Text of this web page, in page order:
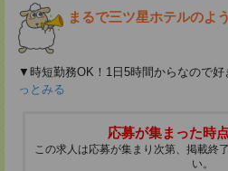
まるで三ツ星ホテルのよ
▼時短勤務OK！1日5時間からなので
っとみる
応募が集まった時
この求人は応募が集まり次第、掲載終
い。